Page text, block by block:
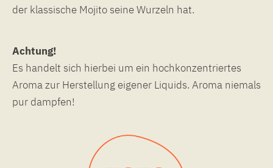
der klassische Mojito seine Wurzeln hat.
Achtung!
Es handelt sich hierbei um ein hochkonzentriertes
Aroma zur Herstellung eigener Liquids. Aroma niemals
pur dampfen!